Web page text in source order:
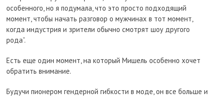
особенного, но я подумала, что это просто подходящий
момент, чтобы начать разговор о мужчинах в тот момент,
когда индустрия и зрители обычно смотрят шоу другого
рода”.
Есть еще один момент, на который Мишель особенно хочет
обратить внимание.
Будучи пионером гендерной гибкости в моде, он все больше и